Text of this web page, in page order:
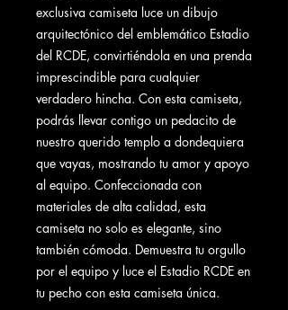
exclusiva camiseta luce un dibujo
arquitectónico del emblemático Estadio
del RCDE, convirtiéndola en una prenda
imprescindible para cualquier
verdadero hincha. Con esta camiseta,
podrás llevar contigo un pedacito de
nuestro querido templo a dondequiera
que vayas, mostrando tu amor y apoyo
al equipo. Confeccionada con
materiales de alta calidad, esta
camiseta no solo es elegante, sino
también cómoda. Demuestra tu orgullo
por el equipo y luce el Estadio RCDE en
tu pecho con esta camiseta única.